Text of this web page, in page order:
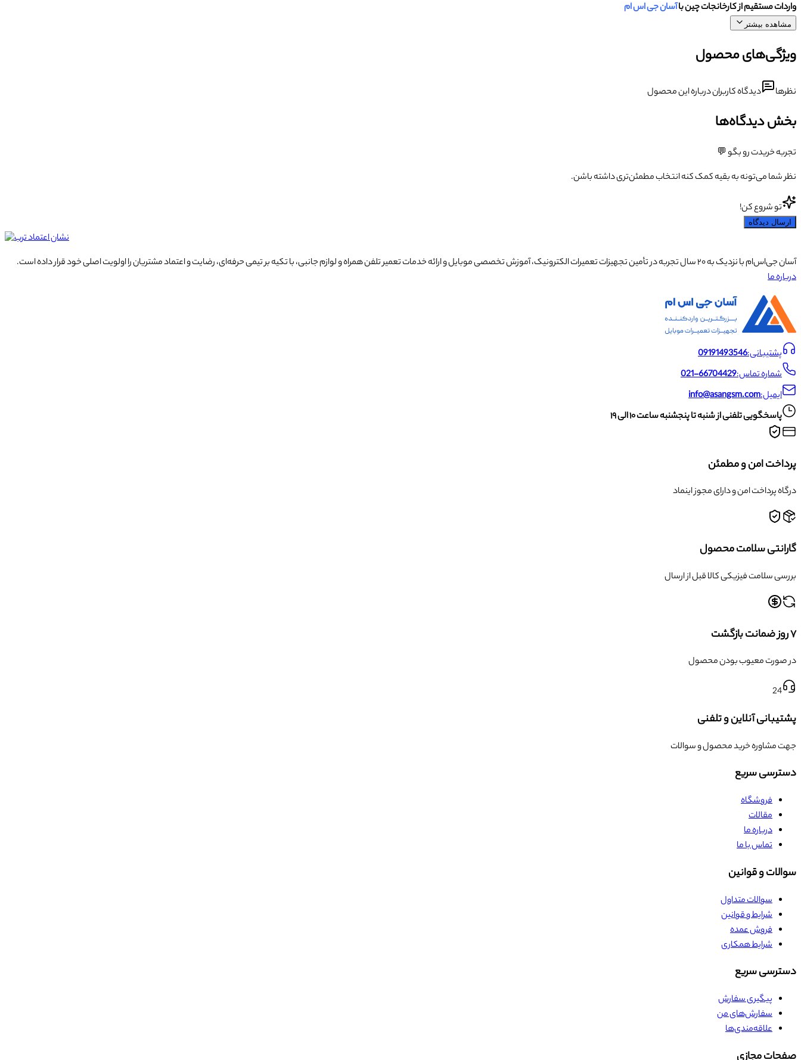
واردات مستقیم از کارخانجات چین باآسان جی اس ام
مشاهده بیشتر
ویژگی‌های محصول
نظرها دیدگاه کاربران درباره این محصول
بخش دیدگاه‌ها
تجربه خریدت رو بگو 💬
نظر شما می‌تونه به بقیه کمک کنه انتخاب مطمئن‌تری داشته باشن.
تو شروع کن!
ارسال دیدگاه
آسان جی‌اس‌ام با نزدیک به ۲۰ سال تجربه در تأمین تجهیزات تعمیرات الکترونیک، آموزش تخصصی موبایل و ارائه خدمات تعمیر تلفن همراه و لوازم جانبی، با تکیه بر تیمی حرفه‌ای، رضایت و اعتماد مشتریان را اولویت اصلی خود قرار داده است.
درباره ما
پشتیبانی:09191493546
شماره تماس:021-66704429
ایمیل:info@asangsm.com
پاسخگویی تلفنی از شنبه تا پنجشنبه ساعت ۱۰ الی ۱۹
پرداخت امن و مطمئن
درگاه پرداخت امن و دارای مجوز اینماد
گارانتی سلامت محصول
بررسی سلامت فیزیکی کالا قبل از ارسال
۷ روز ضمانت بازگشت
در صورت معیوب بودن محصول
24
پشتیبانی آنلاین و تلفنی
جهت مشاوره خرید محصول و سوالات
دسترسی سریع
فروشگاه
مقالات
درباره ما
تماس با ما
سوالات و قوانین
سوالات متداول
شرایط و قوانین
فروش عمده
شرایط همکاری
دسترسی سریع
پیگیری سفارش
سفارش‌های من
علاقه‌مندی‌ها